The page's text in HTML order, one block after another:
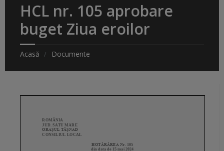
HCL nr. 105 aprobare
buget Ziua eroilor
Acasă Documente